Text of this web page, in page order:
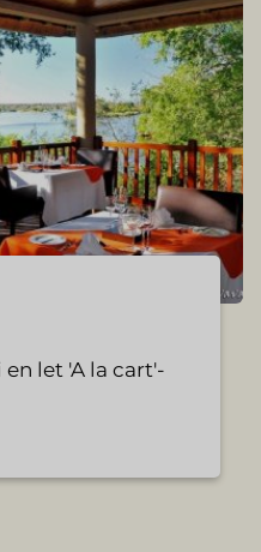
en let 'A la cart'-